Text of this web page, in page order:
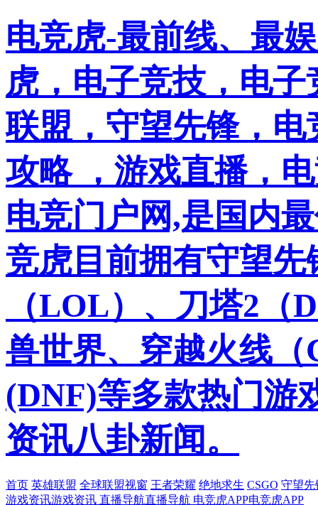
电竞虎-最前线、最
虎，电子竞技，电
联盟，守望先锋，
攻略 ，游戏直播，
电竞门户网,是国内
竞虎目前拥有守望
（LOL）、刀塔2（
兽世界、穿越火线
(DNF)等多款热门游
资讯八卦新闻。
首页 英雄联盟 全球联盟视窗 王者荣耀 绝地求生 CSGO 守望先
游戏资讯游戏资讯 直播导航直播导航 电竞虎APP电竞虎APP